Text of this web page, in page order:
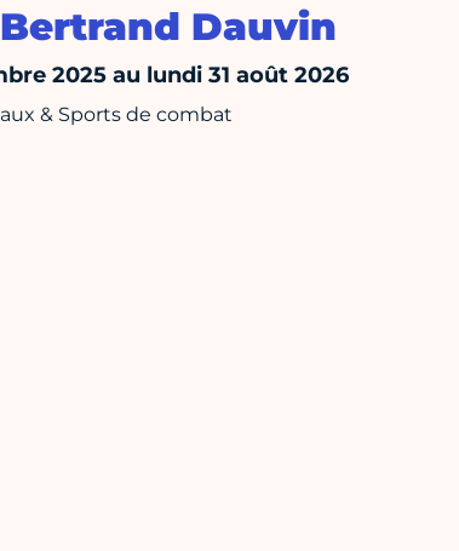
Dauvin
2025 au lundi 31 août 2026
& Sports de combat